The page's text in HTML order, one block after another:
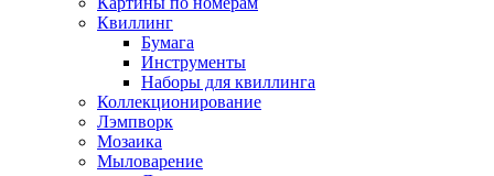
Квиллинг
Бумага
Инструменты
Наборы для квиллинга
Коллекционирование
Лэмпворк
Мозаика
Мыловарение